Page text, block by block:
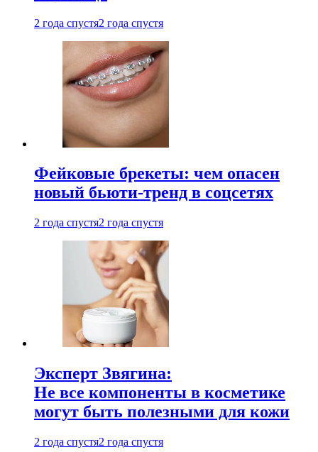
2 года спустя2 года спустя
Фейковые брекеты: чем опасен
новый бьюти-тренд в соцсетях
2 года спустя2 года спустя
Эксперт Звягина:
Не все компоненты в косметике
могут быть полезными для кожи
2 года спустя2 года спустя